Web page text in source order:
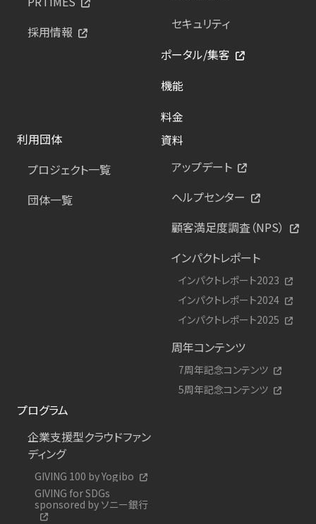
採用情報
セキュリティ
ポータル/集客
機能
料金
利用団体
プロジェクト一覧
団体一覧
資料
アップデート
ヘルプセンター
顧客満足度調査（NPS）
インパクトレポート
インパクトレポート2023
インパクトレポート2024
インパクトレポート2025
周年コンテンツ
7周年記念コンテンツ
5周年記念コンテンツ
プログラム
企業支援型クラウドファン
ディング
GIVING 100 by Yogibo
GIVING for SDGs
sponsored by ソニー銀行